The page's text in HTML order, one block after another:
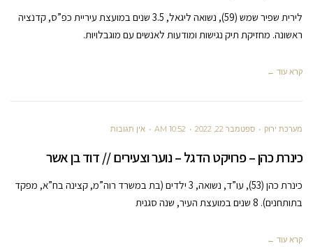
לירית שפיר שמש (59), נשואה ליגאל, 3.5 שנים במועצת עיריית כפ”ס, קדנציה
ראשונה. מחזיקת תיק נגישות ומודעות לאנשים עם מוגבלויות.
קרא עוד ←
מערכת ירוק ספטמבר 22, 2022 10:52 AM אין תגובות
כינרת כהן – פרויקט הדגל – נוער וצעירים // דוד בן אשר
כינרת כהן (53), עו”ד, נשואה, 3 ילדים (בת במשרד רוה”מ, קצינה בח”א, מפקד
בתותחנים). 8 שנים במועצת העיר, שנה סגנית
קרא עוד ←